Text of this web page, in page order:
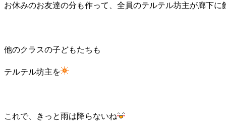
お休みのお友達の分も作って、全員のテルテル坊主が廊下に
他のクラスの子どもたちも
テルテル坊主を
これで、きっと雨は降らないね